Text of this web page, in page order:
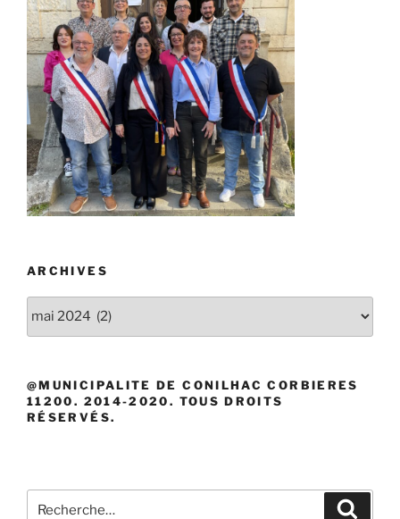
ARCHIVES
@MUNICIPALITE DE CONILHAC CORBIERES
11200. 2014-2020. TOUS DROITS
RÉSERVÉS.